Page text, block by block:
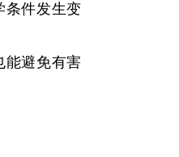
条件发生变
能避免有害